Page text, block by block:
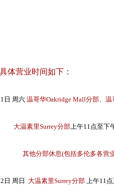
体营业时间如下：
日 周六 温哥华Oakridge Mall分部、
素里Surrey分部上午11点至下
分部休息(包括多伦多各营
日 周日 大温素里Surrey分部 上午11